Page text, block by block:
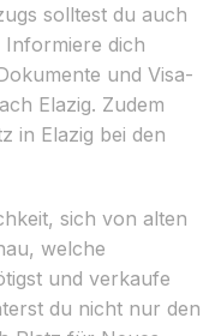
solltest du auch
Informiere dich
und Visa-
Elazig. Zudem
in Elazig bei den
sich von alten
welche
und verkaufe
du nicht nur den